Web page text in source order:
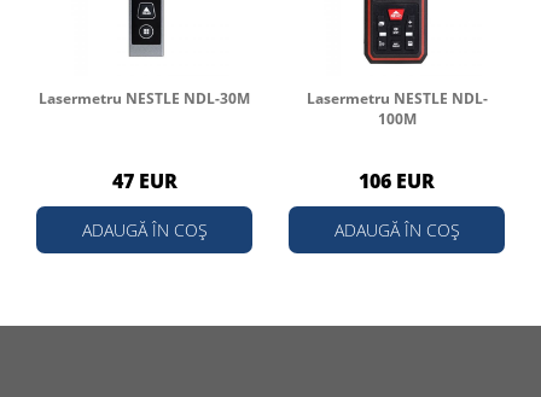
Lasermetru NESTLE NDL-30M
47 EUR
ADAUGĂ ÎN COȘ
Lasermetru NESTLE NDL-
100M
106 EUR
ADAUGĂ ÎN COȘ